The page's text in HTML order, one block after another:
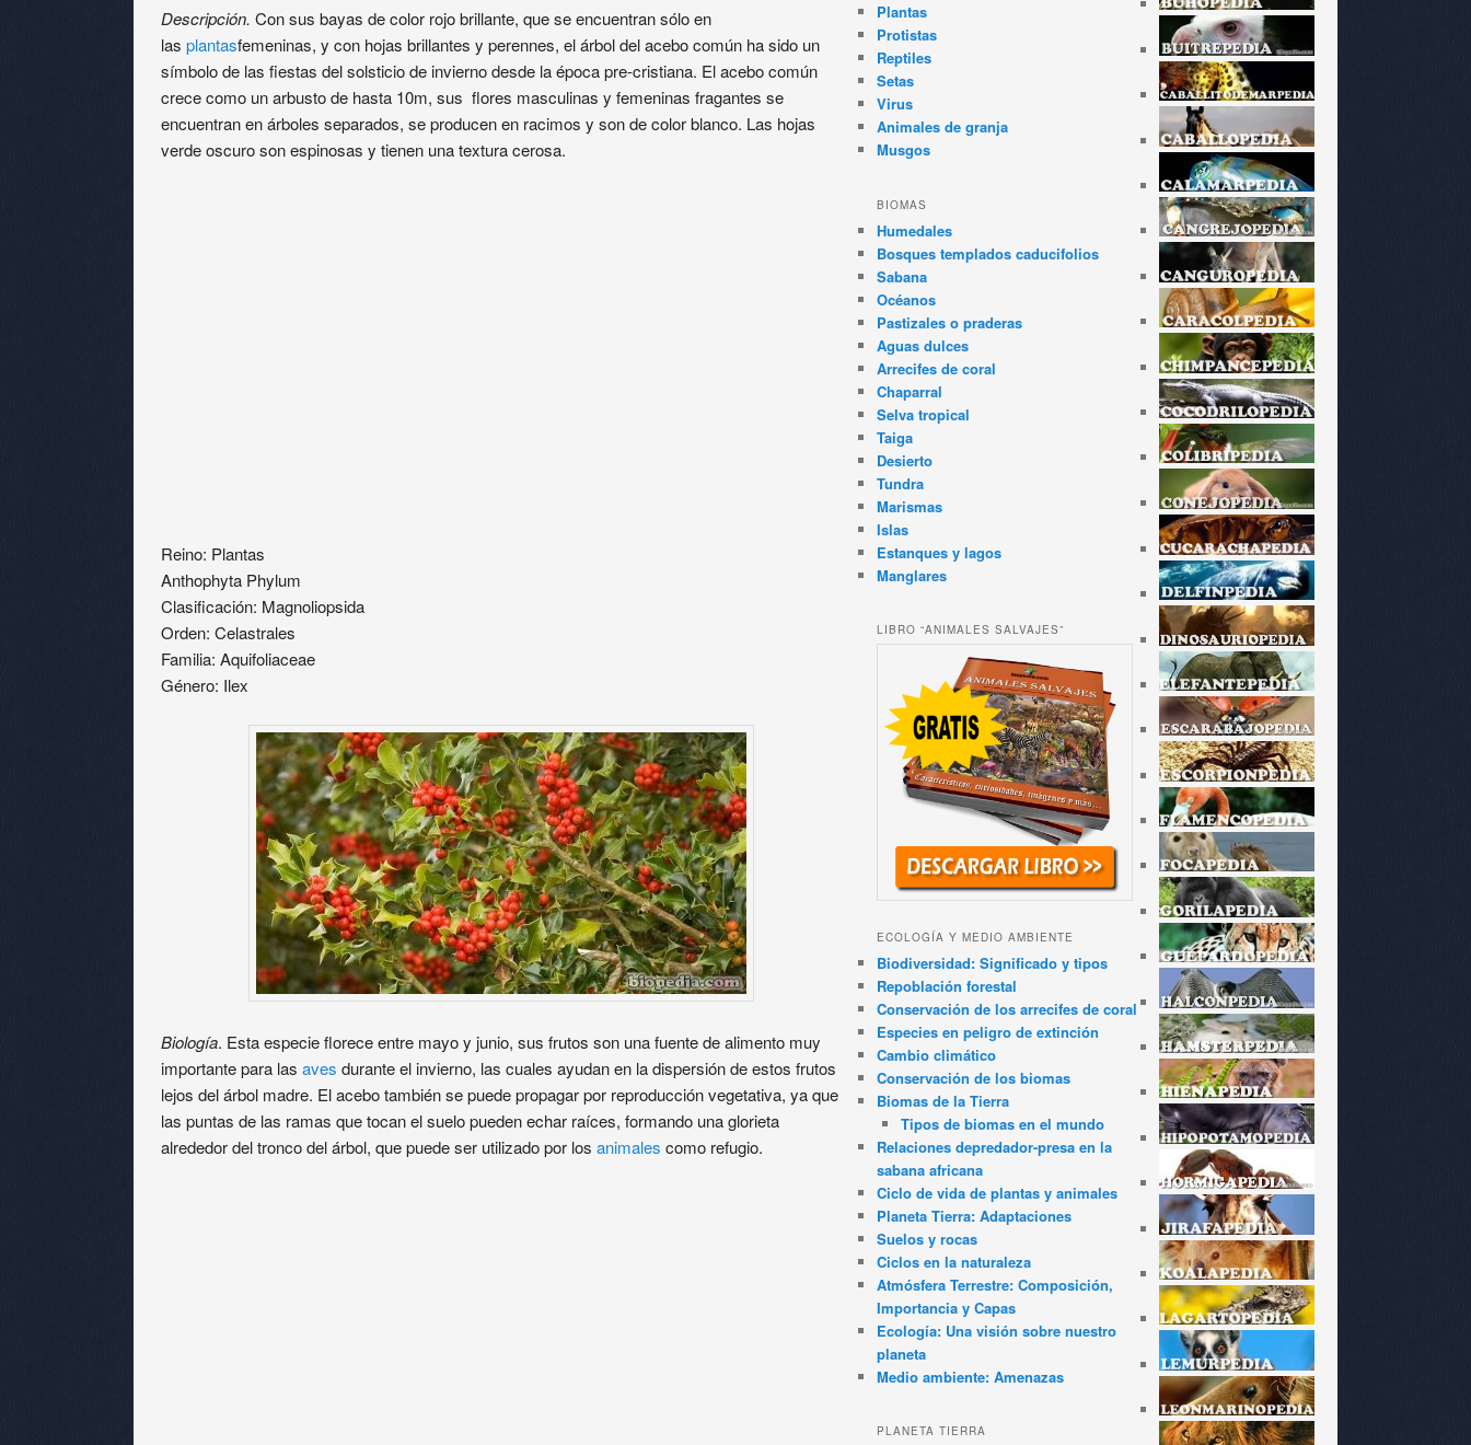
Descripción. Con sus bayas de color rojo brillante, que se encuentran sólo en
las plantasfemeninas, y con hojas brillantes y perennes, el árbol del acebo común ha sido un
símbolo de las fiestas del solsticio de invierno desde la época pre-cristiana. El acebo común
crece como un arbusto de hasta 10m, sus flores masculinas y femeninas fragantes se
encuentran en árboles separados, se producen en racimos y son de color blanco. Las hojas
verde oscuro son espinosas y tienen una textura cerosa.
Reino: Plantas
Anthophyta Phylum
Clasificación: Magnoliopsida
Orden: Celastrales
Familia: Aquifoliaceae
Género: Ilex
Biología. Esta especie florece entre mayo y junio, sus frutos son una fuente de alimento muy
importante para las aves durante el invierno, las cuales ayudan en la dispersión de estos frutos
lejos del árbol madre. El acebo también se puede propagar por reproducción vegetativa, ya que
las puntas de las ramas que tocan el suelo pueden echar raíces, formando una glorieta
alrededor del tronco del árbol, que puede ser utilizado por los animales como refugio.
Plantas
Protistas
Reptiles
Setas
Virus
Animales de granja
Musgos
BIOMAS
Humedales
Bosques templados caducifolios
Sabana
Océanos
Pastizales o praderas
Aguas dulces
Arrecifes de coral
Chaparral
Selva tropical
Taiga
Desierto
Tundra
Marismas
Islas
Estanques y lagos
Manglares
LIBRO “ANIMALES SALVAJES”
ECOLOGÍA Y MEDIO AMBIENTE
Biodiversidad: Significado y tipos
Repoblación forestal
Conservación de los arrecifes de coral
Especies en peligro de extinción
Cambio climático
Conservación de los biomas
Biomas de la Tierra
Tipos de biomas en el mundo
Relaciones depredador-presa en la
sabana africana
Ciclo de vida de plantas y animales
Planeta Tierra: Adaptaciones
Suelos y rocas
Ciclos en la naturaleza
Atmósfera Terrestre: Composición,
Importancia y Capas
Ecología: Una visión sobre nuestro
planeta
Medio ambiente: Amenazas
PLANETA TIERRA